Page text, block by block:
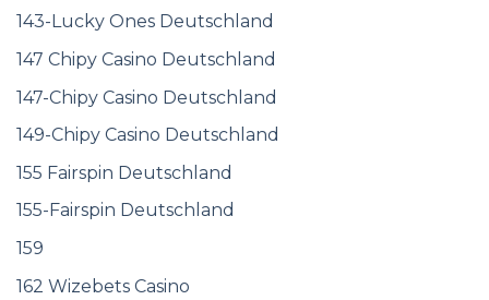
143-Lucky Ones Deutschland
147 Chipy Casino Deutschland
147-Chipy Casino Deutschland
149-Chipy Casino Deutschland
155 Fairspin Deutschland
155-Fairspin Deutschland
159
162 Wizebets Casino